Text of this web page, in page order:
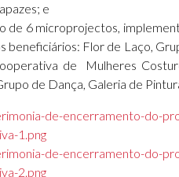
e
de 6 microprojectos,
beneficiários: Flor de Laço,
de Mulheres
de Dança, Galeria de